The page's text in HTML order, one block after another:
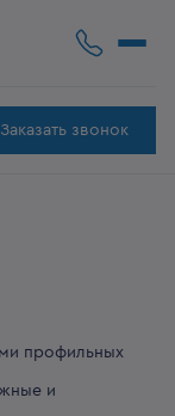
Заказать звонок
профильных
и